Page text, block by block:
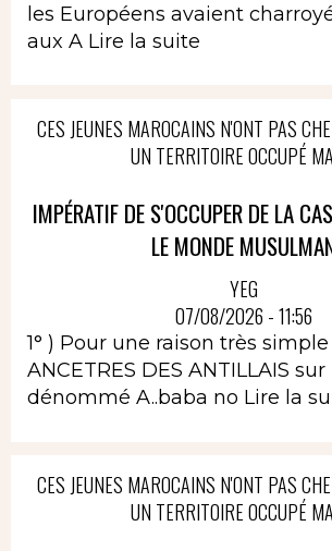
les Européens avaient
aux A Lire la suite
CES JEUNES MAROCAINS N'ONT PAS
UN TERRITOIRE OCCUPÉ
IMPÉRATIF DE S'OCCUPER DE LA
LE MONDE
YEG
07/08/2026 - 11:56
1° ) Pour une raison très simple
ANCETRES DES ANTILLAIS
dénommé A..baba no Lire la
CES JEUNES MAROCAINS N'ONT PAS
UN TERRITOIRE OCCUPÉ